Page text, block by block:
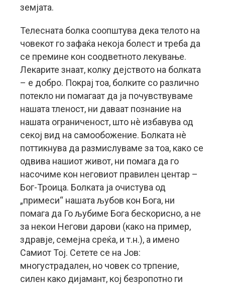
земјата.
Телесната болка соопштува дека телото на
човекот го зафаќа некоја болест и треба да
се премине кон соодветното лекување.
Лекарите знаат, колку дејството на болката
– е добро. Покрај тоа, болките со различно
потекло ни помагаат да ја почувствуваме
нашата тленост, ни даваат познание на
нашата ограниченост, што нè избавува од
секој вид на самообожение. Болката нè
поттикнува да размислуваме за тоа, како се
одвива нашиот живот, ни помага да го
насочиме кон неговиот правилен центар –
Бог-Троица. Болката ја очистува од
„примеси“ нашата љубов кон Бога, ни
помага да Го љубиме Бога бескорисно, а не
за некои Негови дарови (како на пример,
здравје, семејна среќа, и т.н.), а имено
Самиот Тој. Сетете се на Јов:
многустрадален, но човек со трпение,
силен како дијамант, кој безропотно ги